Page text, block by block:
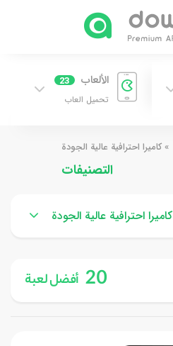
الألعاب 23
تحميل العاب
»كاميرا احترافية عالية الجودة
التصنيفات
كاميرا احترافية عالية الجودة
20 أفضل لعبة